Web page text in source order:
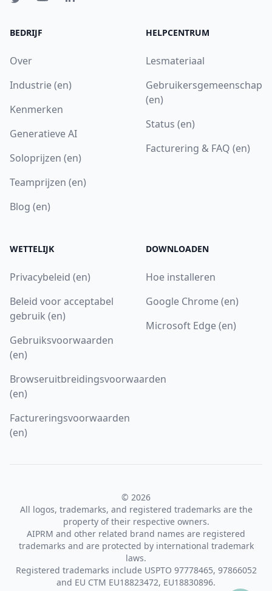
BEDRIJF
Over
Industrie (en)
Kenmerken
Generatieve AI
Soloprijzen (en)
Teamprijzen (en)
Blog (en)
HELPCENTRUM
Lesmateriaal
Gebruikersgemeenschap
(en)
Status (en)
Facturering & FAQ (en)
WETTELIJK
Privacybeleid (en)
Beleid voor acceptabel
gebruik (en)
Gebruiksvoorwaarden
(en)
Browseruitbreidingsvoorwaarden
(en)
Factureringsvoorwaarden
(en)
DOWNLOADEN
Hoe installeren
Google Chrome (en)
Microsoft Edge (en)
© 2026
All logos, trademarks, and registered trademarks are the
property of their respective owners.
AIPRM and other related brand names are registered
trademarks and are protected by international trademark
laws.
Registered trademarks include USPTO 97778465, 97866052
and EU CTM EU18823472, EU18830896.